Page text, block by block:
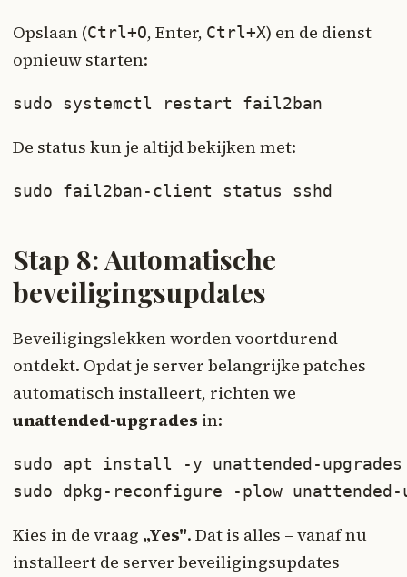
Opslaan (Ctrl+O, Enter, Ctrl+X) en de dienst
opnieuw starten:
sudo systemctl restart fail2ban
De status kun je altijd bekijken met:
sudo fail2ban-client status sshd
Stap 8: Automatische
beveiligingsupdates
Beveiligingslekken worden voortdurend
ontdekt. Opdat je server belangrijke patches
automatisch installeert, richten we
unattended-upgrades in:
sudo apt install -y unattended-upgrades
sudo dpkg-reconfigure -plow unattended-
Kies in de vraag „Yes". Dat is alles – vanaf nu
installeert de server beveiligingsupdates